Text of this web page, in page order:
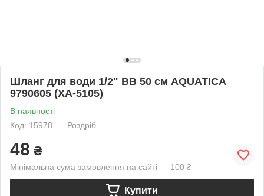
Шланг для води 1/2" ВВ 50 см AQUATICA
9790605 (XA-5105)
В наявності
Код: 15978
Роздріб
48 ₴
Мінімальна сума замовлення на сайті — 100 ₴
Купити